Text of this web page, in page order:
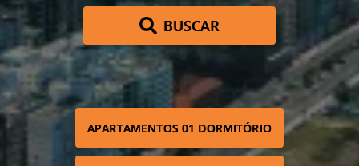
BUSCAR
APARTAMENTOS 01 DORMITÓRIO